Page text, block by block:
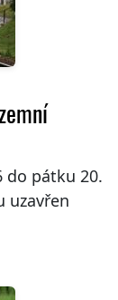
pátku 20.
uzavřen